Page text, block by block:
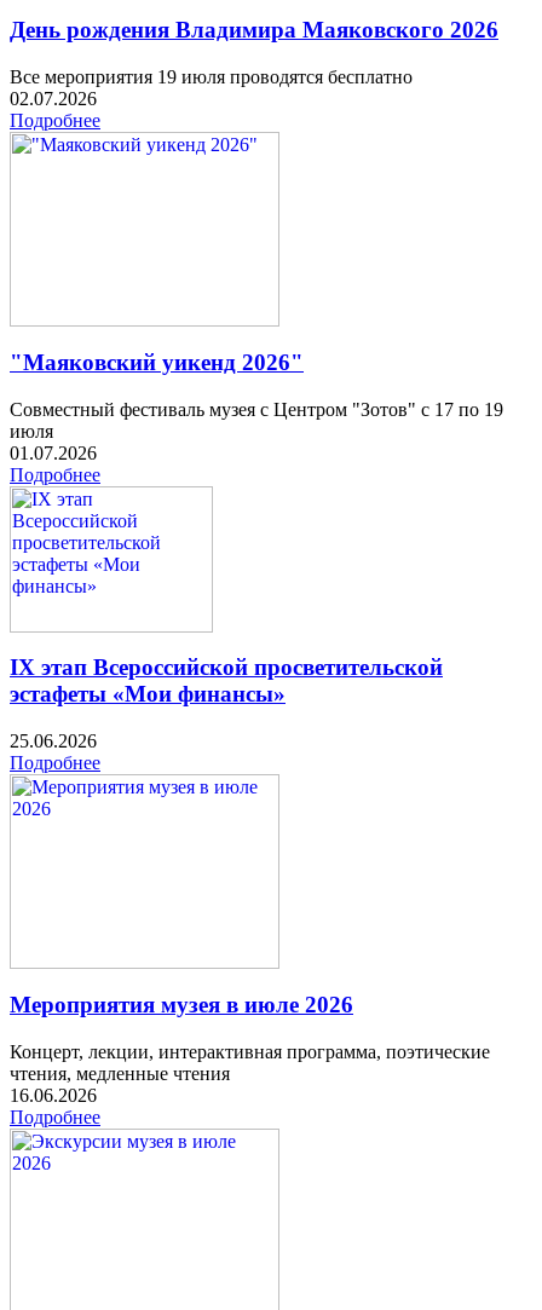
День рождения Владимира Маяковского 2026
Все мероприятия 19 июля проводятся бесплатно
02.07.2026
Подробнее
"Маяковский уикенд 2026"
Совместный фестиваль музея с Центром "Зотов" с 17 по 19
июля
01.07.2026
Подробнее
IX этап Всероссийской просветительской
эстафеты «Мои финансы»
25.06.2026
Подробнее
Мероприятия музея в июле 2026
Концерт, лекции, интерактивная программа, поэтические
чтения, медленные чтения
16.06.2026
Подробнее